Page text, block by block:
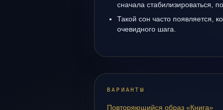
сначала стабилизироваться,
Такой сон часто появляется,
очевидного шага.
ВАРИАНТЫ
Повторяющийся образ «Книга»